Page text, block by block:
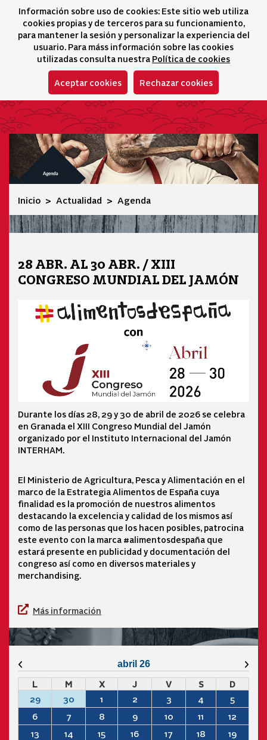
Información sobre uso de cookies: Este sitio web utiliza
cookies propias y de terceros para su funcionamiento,
para mantener la sesión y personalizar la experiencia del
usuario. Para máss información sobre las cookies
utilizadas consulta nuestra Política de cookies
Aceptar cookies Rechazar cookies
Selector idioma
icono
Agenda
Inicio Actualidad Agenda
28 ABR. AL 30 ABR. / XIII
CONGRESO MUNDIAL DEL JAMÓN
Durante los días 28, 29 y 30 de abril de 2026 se celebra
en Granada el XIII Congreso Mundial del Jamón
organizado por el Instituto Internacional del Jamón
INTERHAM.
El Ministerio de Agricultura, Pesca y Alimentación en el
marco de la Estrategia Alimentos de España cuya
finalidad es la promoción de nuestros alimentos
destacando la excelencia y calidad de los mismos así
como de las personas que los hacen posibles, patrocina
este evento con la marca #alimentosdespaña que
estará presente en publicidad y documentación del
congreso así como en diversos materiales y
merchandising.
Más información
abril 26
L
M X J V S
D
29
30 1 2 3 4
5
6
7 8 9 10 11
12
13
14 15 16 17 18
19